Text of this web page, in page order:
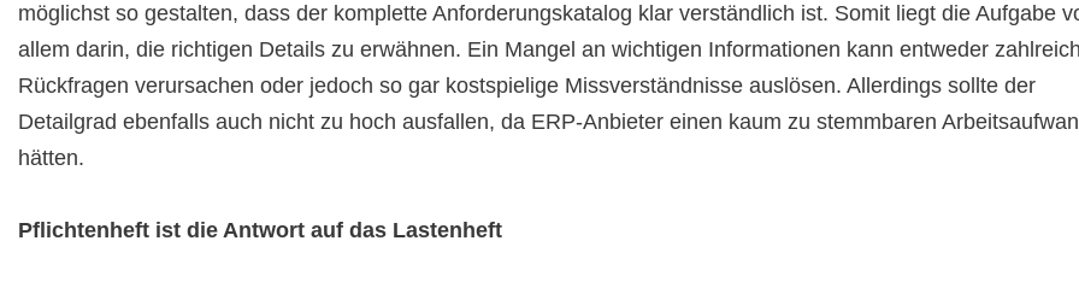
möglichst so gestalten, dass der komplette Anforderungskatalog klar verständlich ist. Somit liegt die Aufgabe
allem darin, die richtigen Details zu erwähnen. Ein Mangel an wichtigen Informationen kann entweder
Rückfragen verursachen oder jedoch so gar kostspielige Missverständnisse auslösen. Allerdings sollte der
Detailgrad ebenfalls auch nicht zu hoch ausfallen, da ERP-Anbieter einen kaum zu stemmbaren
hätten.
Pflichtenheft ist die Antwort auf das Lastenheft